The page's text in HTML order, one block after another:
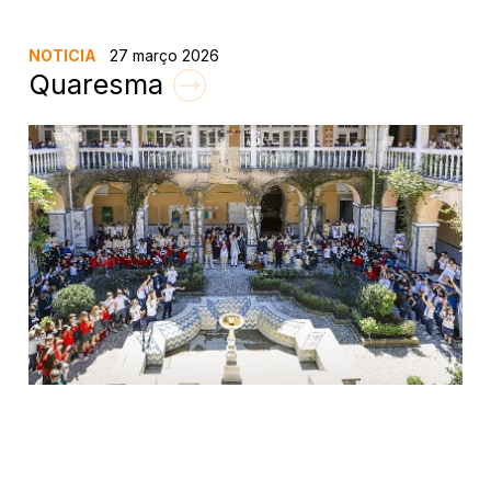
NOTICIA 27 março 2026
Quaresma